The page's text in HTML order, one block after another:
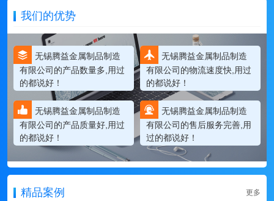
我们的优势
无锡腾益金属制品制造
有限公司的产品数量多,用过
的都说好！
无锡腾益金属制品制造
有限公司的物流速度快,用过
的都说好！
无锡腾益金属制品制造
有限公司的产品质量好,用过
的都说好！
无锡腾益金属制品制造
有限公司的售后服务完善,用
过的都说好！
精品案例 更多